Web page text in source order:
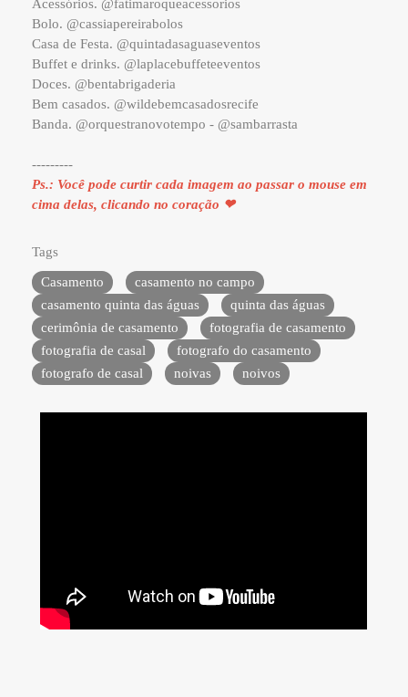
Acessórios. @fatimaroqueacessorios
Bolo. @cassiapereirabolos
Casa de Festa. @quintadasaguaseventos
Buffet e drinks. @laplacebuffeteeventos
Doces. @bentabrigaderia
Bem casados. @wildebemcasadosrecife
Banda. @orquestranovotempo - @sambarrasta
---------
Ps.: Você pode curtir cada imagem ao passar o mouse em
cima delas, clicando no coração ❤
Tags
Casamento
casamento no campo
casamento quinta das águas
quinta das águas
cerimônia de casamento
fotografia de casamento
fotografia de casal
fotografo do casamento
fotografo de casal
noivas noivos